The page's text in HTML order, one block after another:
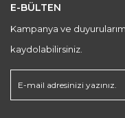
E-BÜLTEN
Kampanya ve
kaydolabilirsiniz.